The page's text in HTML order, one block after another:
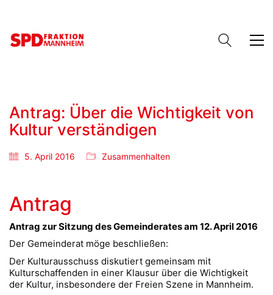
Antrag: Über die Wichtigkeit von
Kultur verständigen
5. April 2016 Zusammenhalten
Antrag
Antrag zur Sitzung des Gemeinderates am 12.April 2016
Der Gemeinderat möge beschließen:
Der Kulturausschuss diskutiert gemeinsam mit
Kulturschaffenden in einer Klausur über die Wichtigkeit
der Kultur, insbesondere der Freien Szene in Mannheim.